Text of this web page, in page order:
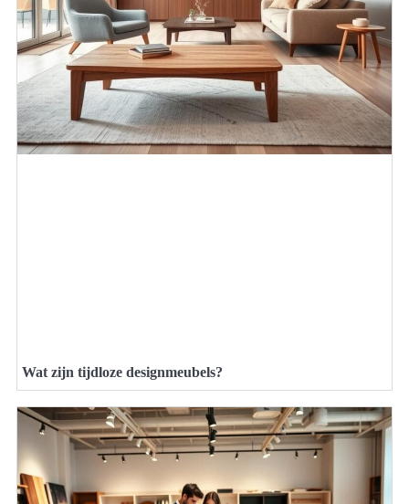
Wat zijn tijdloze designmeubels?